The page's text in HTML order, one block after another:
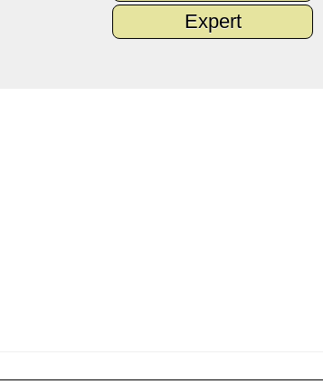
Expert